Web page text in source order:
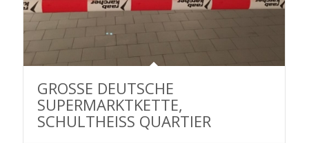
GROSSE DEUTSCHE S
UPERMARKTKETTE, S
CHULTHEISS QUARTIER